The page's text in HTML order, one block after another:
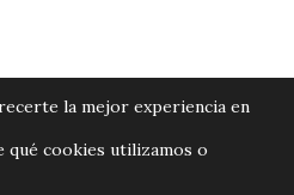
la mejor experiencia en
qué cookies utilizamos o